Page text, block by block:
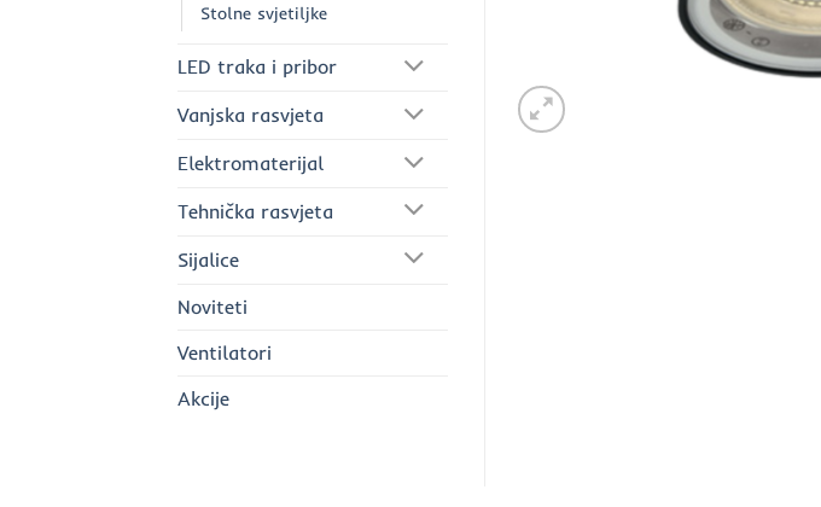
Stolne svjetiljke
LED traka i pribor
Vanjska rasvjeta
Elektromaterijal
Tehnička rasvjeta
Sijalice
Noviteti
Ventilatori
Akcije